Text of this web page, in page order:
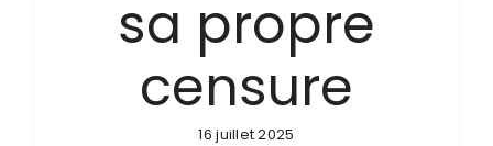
sa propre
censure
16 juillet 2025